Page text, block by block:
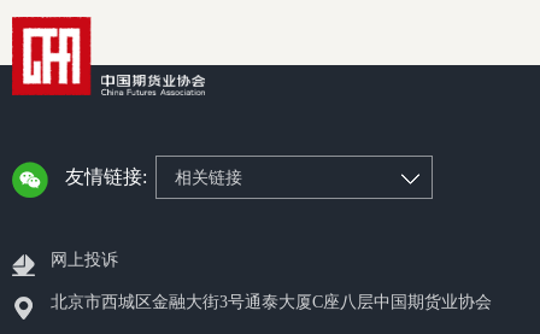
友情链接: 相关链接
网上投诉
北京市西城区金融大街3号通泰大厦C座八层中国期货业协会